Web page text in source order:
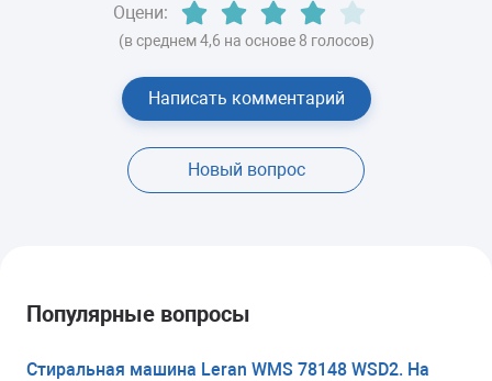
Оцени:
(в среднем 4,6 на основе 8 голосов)
Написать комментарий
Новый вопрос
Популярные вопросы
Стиральная машина Leran WMS 78148 WSD2. На